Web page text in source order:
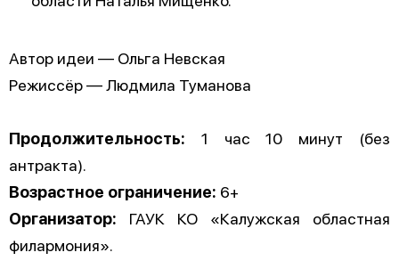
Автор идеи — Ольга Невская
Режиссёр — Людмила Туманова
Продолжительность: 1 час 10 минут (без
антракта).
Возрастное ограничение: 6+
Организатор: ГАУК КО «Калужская областная
филармония».